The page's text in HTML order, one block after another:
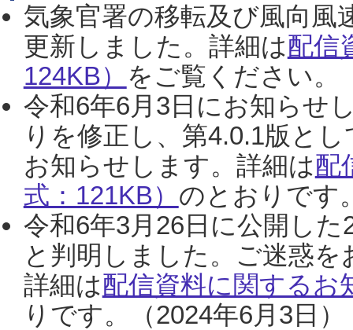
気象官署の移転及び風向風
更新しました。詳細は配信
124KB） をご覧ください。
令和6年6月3日にお知らせ
りを修正し、第4.0.1版と
お知らせします。詳細は配
式：121KB） のとおりです
令和6年3月26日に公開し
と判明しました。ご迷惑
詳細は配信資料に関するお
りです。（2024年6月3日）